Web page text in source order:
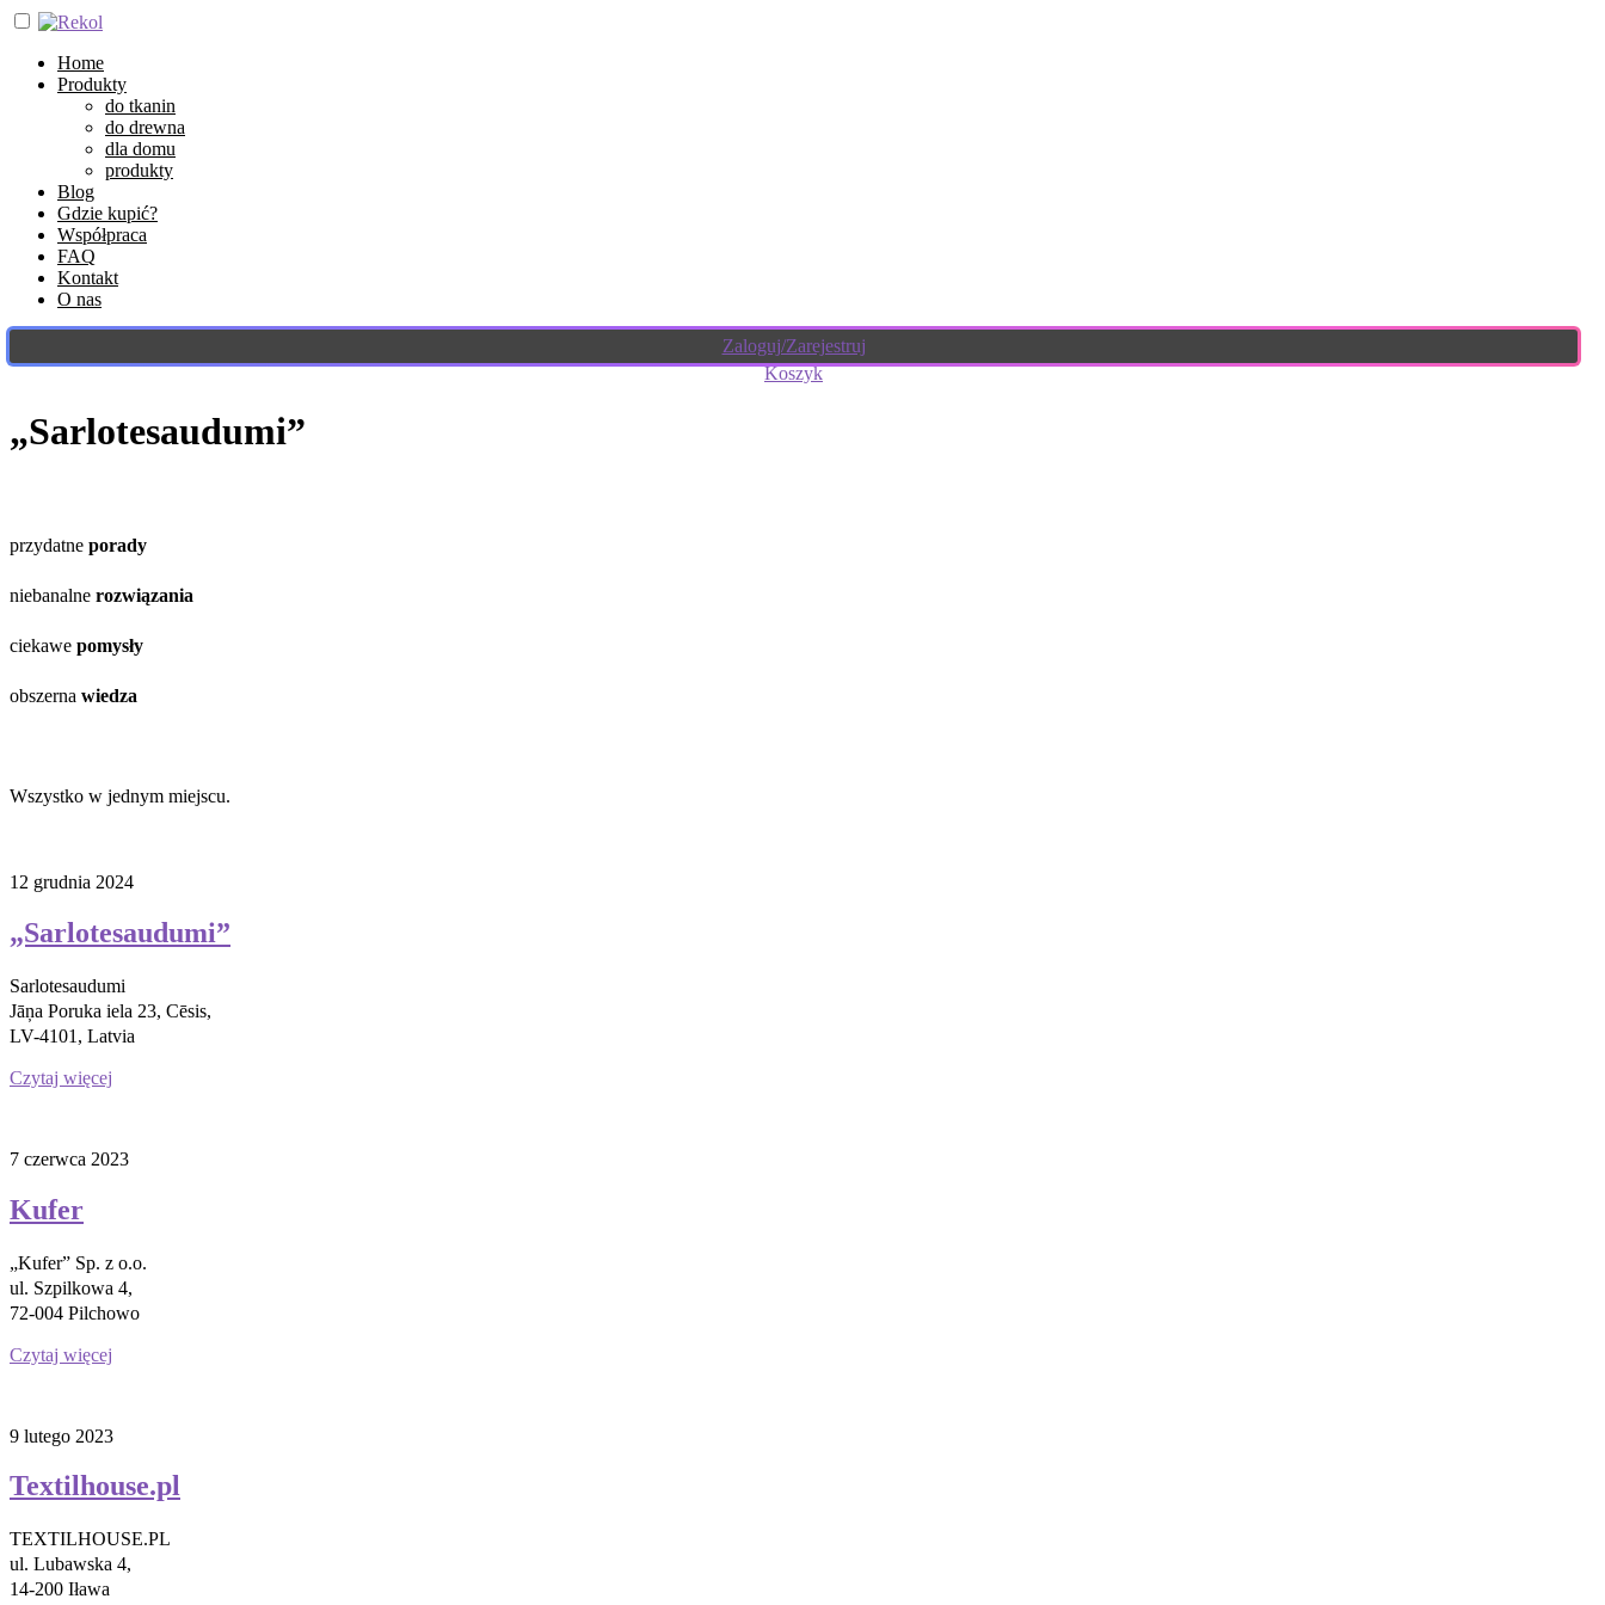
Home
Produkty
do tkanin
do drewna
dla domu
produkty
Blog
Gdzie kupić?
Współpraca
FAQ
Kontakt
O nas
Zaloguj/Zarejestruj
Koszyk
„Sarlotesaudumi”
przydatne porady
niebanalne rozwiązania
ciekawe pomysły
obszerna wiedza
Wszystko w jednym miejscu.
12 grudnia 2024
„Sarlotesaudumi”
Sarlotesaudumi
Jāņa Poruka iela 23, Cēsis,
LV-4101, Latvia
Czytaj więcej
7 czerwca 2023
Kufer
„Kufer” Sp. z o.o.
ul. Szpilkowa 4,
72-004 Pilchowo
Czytaj więcej
9 lutego 2023
Textilhouse.pl
TEXTILHOUSE.PL
ul. Lubawska 4,
14-200 Iława